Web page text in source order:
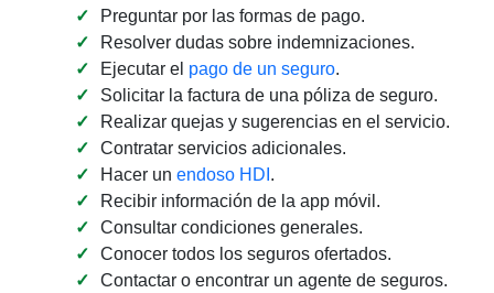
Preguntar por las formas de pago.
Resolver dudas sobre indemnizaciones.
Ejecutar el pago de un seguro.
Solicitar la factura de una póliza de seguro.
Realizar quejas y sugerencias en el servicio.
Contratar servicios adicionales.
Hacer un endoso HDI .
Recibir información de la app móvil.
Consultar condiciones generales.
Conocer todos los seguros ofertados.
Contactar o encontrar un agente de seguros.